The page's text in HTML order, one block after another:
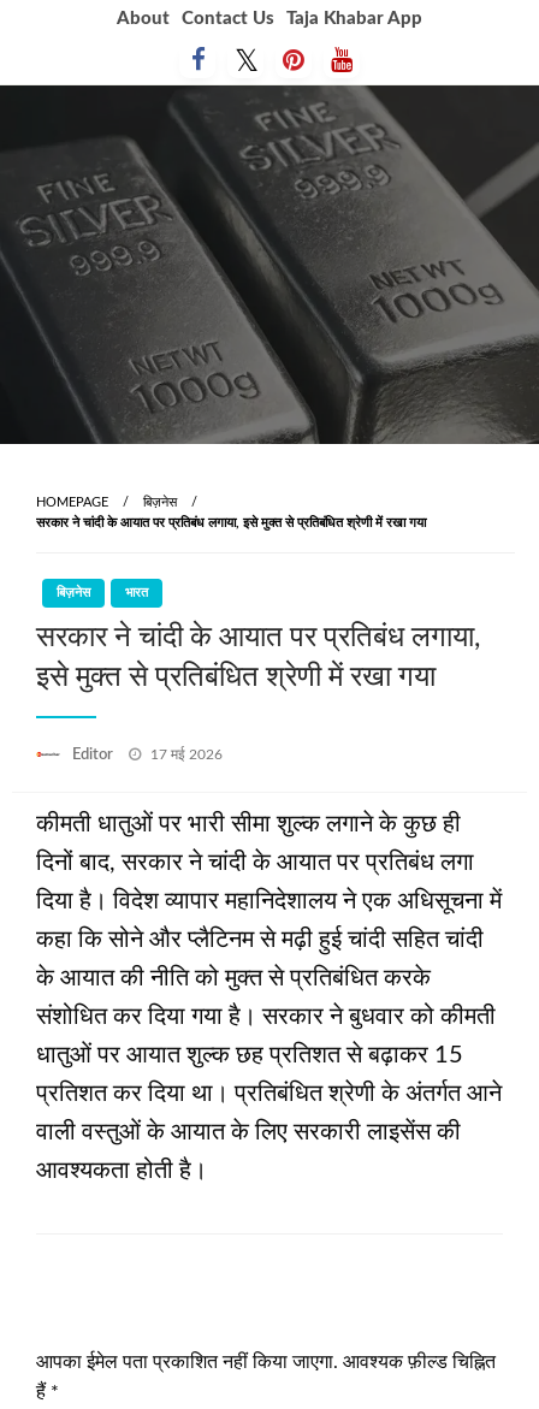
About Contact Us Taja Khabar App
HOMEPAGE
बिज़नेस
सरकार ने चांदी के आयात पर प्रतिबंध लगाया, इसे मुक्त से प्रतिबंधित श्रेणी में रखा गया
बिज़नेस भारत
सरकार ने चांदी के आयात पर प्रतिबंध लगाया,
इसे मुक्त से प्रतिबंधित श्रेणी में रखा गया
Editor
Posted
17 मई 2026
कीमती धातुओं पर भारी सीमा शुल्क लगाने के कुछ ही
दिनों बाद, सरकार ने चांदी के आयात पर प्रतिबंध लगा
दिया है। विदेश व्यापार महानिदेशालय ने एक अधिसूचना में
कहा कि सोने और प्लैटिनम से मढ़ी हुई चांदी सहित चांदी
के आयात की नीति को मुक्त से प्रतिबंधित करके
संशोधित कर दिया गया है। सरकार ने बुधवार को कीमती
धातुओं पर आयात शुल्क छह प्रतिशत से बढ़ाकर 15
प्रतिशत कर दिया था। प्रतिबंधित श्रेणी के अंतर्गत आने
वाली वस्तुओं के आयात के लिए सरकारी लाइसेंस की
आवश्यकता होती है।
आपका ईमेल पता प्रकाशित नहीं किया जाएगा. आवश्यक फ़ील्ड चिह्नित
हैं *